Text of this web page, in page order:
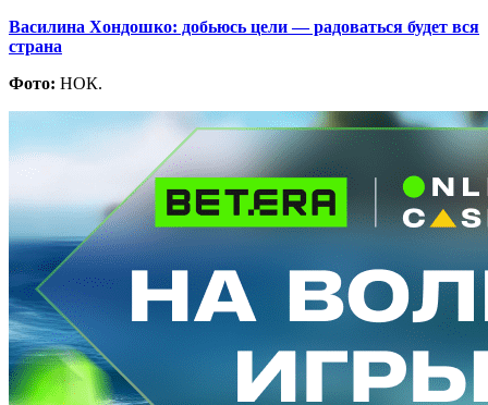
Василина Хондошко: добьюсь цели — радоваться будет вся
страна
Фото: НОК.